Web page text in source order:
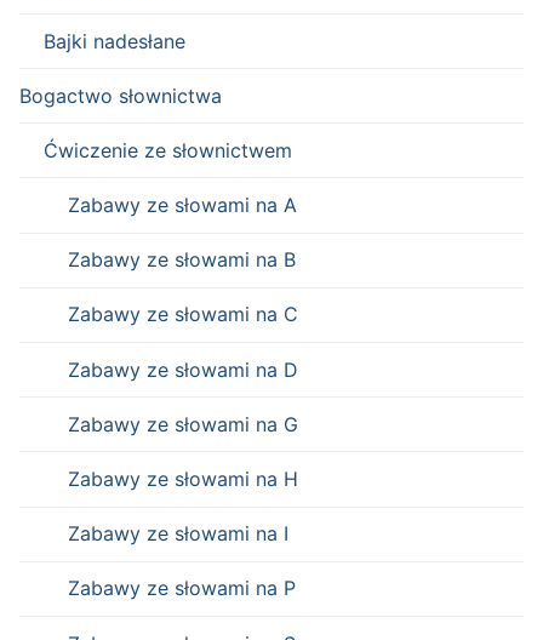
Bajki nadesłane
Bogactwo słownictwa
Ćwiczenie ze słownictwem
Zabawy ze słowami na A
Zabawy ze słowami na B
Zabawy ze słowami na C
Zabawy ze słowami na D
Zabawy ze słowami na G
Zabawy ze słowami na H
Zabawy ze słowami na I
Zabawy ze słowami na P